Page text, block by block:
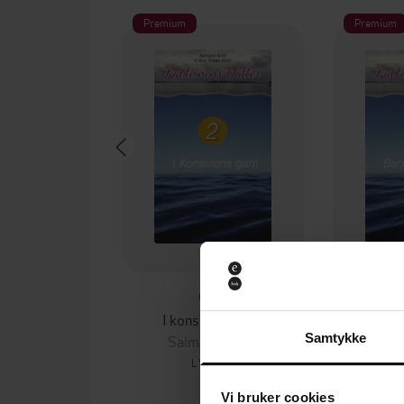
Samtykke
Vi bruker cookies
Premium
69,-
I konsulens garn
Salmund Kyvik
LYDBOK
Premium